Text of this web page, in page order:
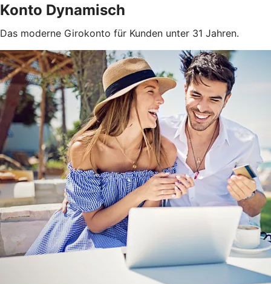
Konto Dynamisch
Das moderne Girokonto für Kunden unter 31 Jahren.